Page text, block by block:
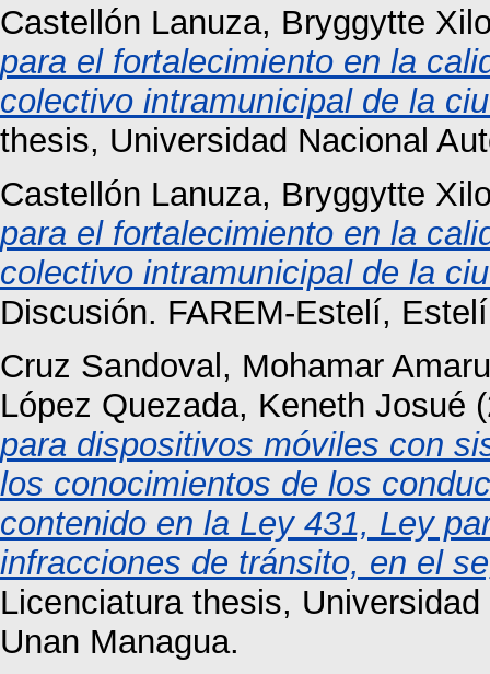
Castellón Lanuza, Bryggytte
para el fortalecimiento en la
colectivo intramunicipal de la
thesis, Universidad Nacional
Castellón Lanuza, Bryggytte
para el fortalecimiento en la
colectivo intramunicipal de la
Discusión. FAREM-Estelí,
Cruz Sandoval, Mohamar Amaru
López Quezada, Keneth Josué
para dispositivos móviles con
los conocimientos de los
contenido en la Ley 431, Ley
infracciones de tránsito, en el
Licenciatura thesis,
Unan Managua.